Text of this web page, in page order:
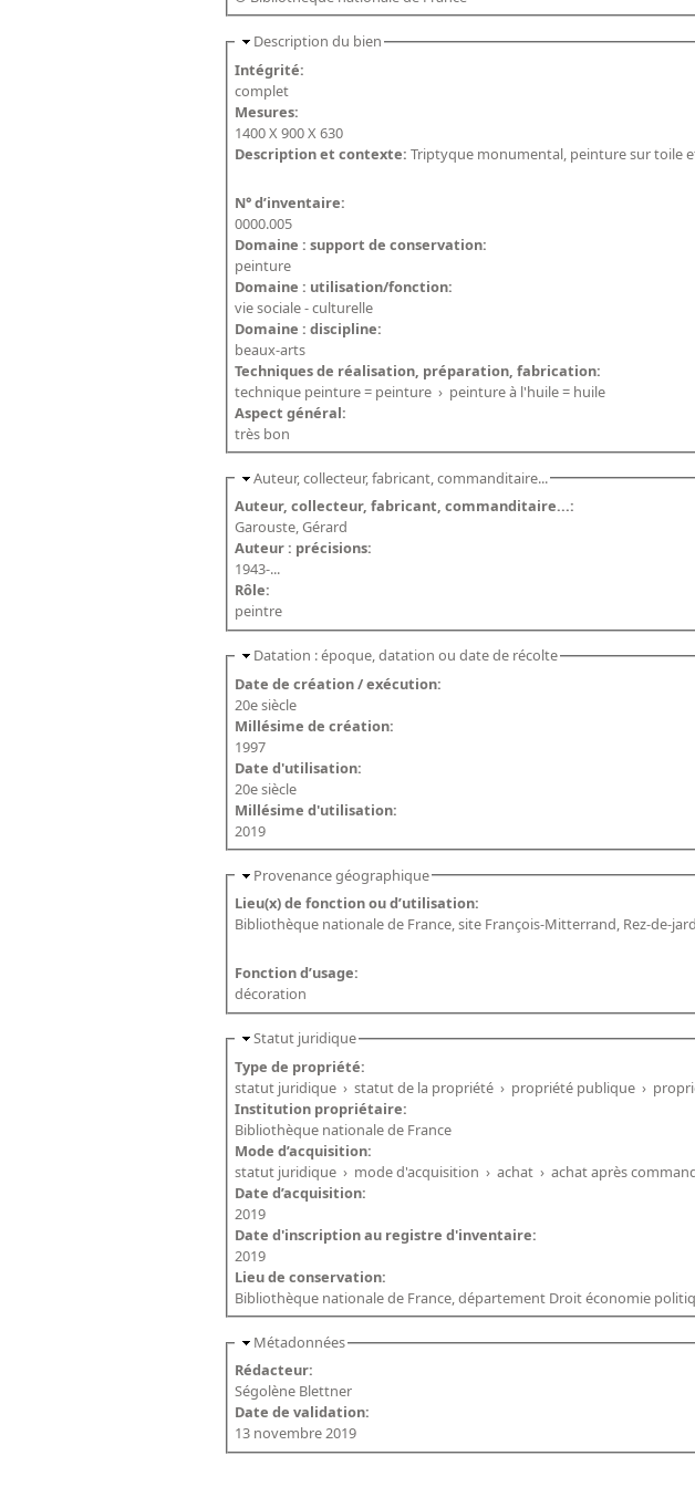
Description du bien
Intégrité:
complet
Mesures:
1400 X 900 X 630
Description et contexte:Triptyque monumental, peinture sur toile
N° d’inventaire:
0000.005
Domaine : support de conservation:
peinture
Domaine : utilisation/fonction:
vie sociale - culturelle
Domaine : discipline:
beaux-arts
Techniques de réalisation, préparation, fabrication:
technique peinture = peinture › peinture à l'huile = huile
Aspect général:
très bon
Auteur, collecteur, fabricant, commanditaire...
Auteur, collecteur, fabricant, commanditaire...:
Garouste, Gérard
Auteur : précisions:
1943-...
Rôle:
peintre
Datation : époque, datation ou date de récolte
Date de création / exécution:
20e siècle
Millésime de création:
1997
Date d'utilisation:
20e siècle
Millésime d'utilisation:
2019
Provenance géographique
Lieu(x) de fonction ou d’utilisation:
Bibliothèque nationale de France, site François-Mitterrand, Rez-de-
Fonction d’usage:
décoration
Statut juridique
Type de propriété:
statut juridique › statut de la propriété › propriété publique ›
Institution propriétaire:
Bibliothèque nationale de France
Mode d’acquisition:
statut juridique › mode d'acquisition › achat › achat après
Date d’acquisition:
2019
Date d'inscription au registre d'inventaire:
2019
Lieu de conservation:
Bibliothèque nationale de France, département Droit économie
Métadonnées
Rédacteur:
Ségolène Blettner
Date de validation:
13 novembre 2019